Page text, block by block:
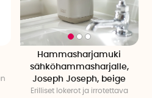
Hammasharjamuki
sähköhammasharjalle,
Joseph Joseph, beige
Erilliset lokerot ja irrotettava